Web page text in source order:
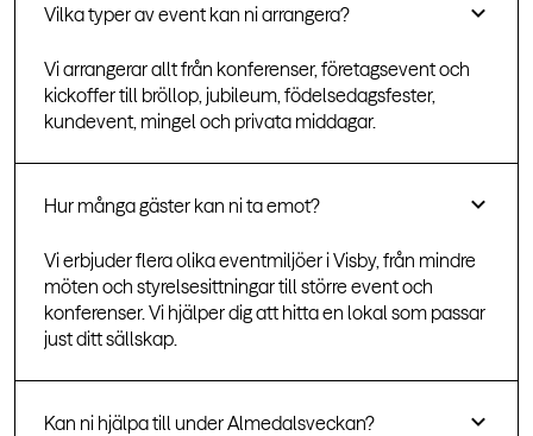
Vilka typer av event kan ni arrangera?
Vi arrangerar allt från konferenser, företagsevent och
kickoffer till bröllop, jubileum, födelsedagsfester,
kundevent, mingel och privata middagar.
Hur många gäster kan ni ta emot?
Vi erbjuder flera olika eventmiljöer i Visby, från mindre
möten och styrelsesittningar till större event och
konferenser. Vi hjälper dig att hitta en lokal som passar
just ditt sällskap.
Kan ni hjälpa till under Almedalsveckan?